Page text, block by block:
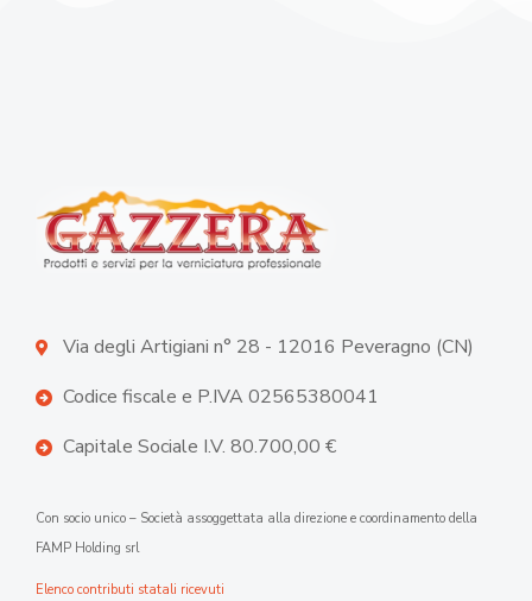
Via degli Artigiani n° 28 - 12016 Peveragno (CN)
Codice fiscale e P.IVA 02565380041
Capitale Sociale I.V. 80.700,00 €
Con socio unico – Società assoggettata alla direzione e coordinamento della
FAMP Holding srl
Elenco contributi statali ricevuti